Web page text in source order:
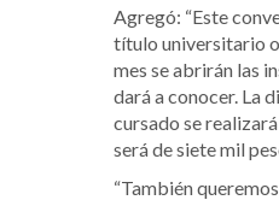
Agregó: “Este
título universitario o
mes se abrirán las
dará a conocer. La
cursado se
será de siete mil
“También